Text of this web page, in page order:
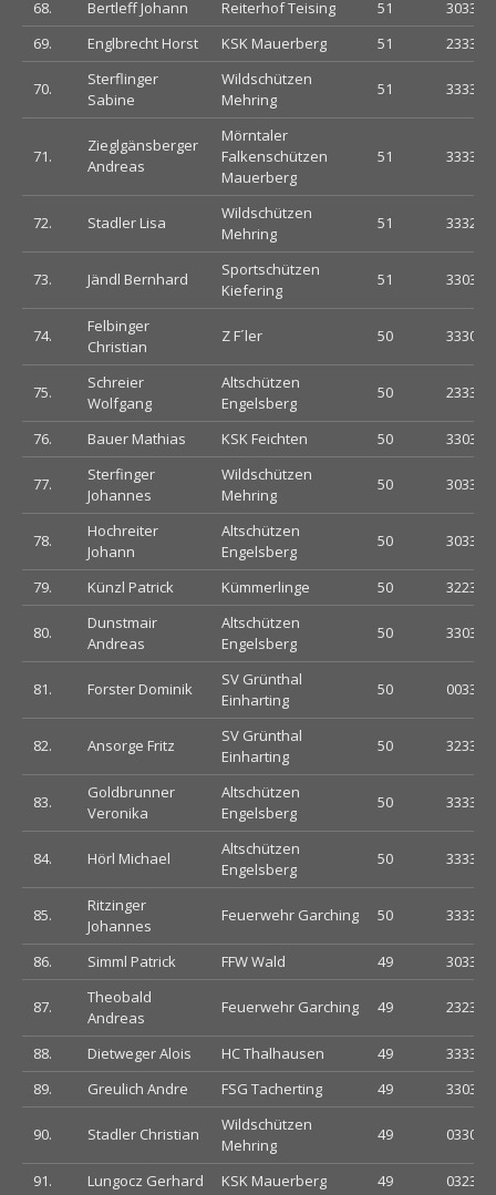
68. Bertleff Johann Reiterhof Teising 51
69.
Englbrecht Horst KSK Mauerberg 51
70.
Sterflinger
Sabine
Wildschützen
Mehring
51
71.
Zieglgänsberger
Andreas
Mörntaler
Falkenschützen
Mauerberg
51
72. Stadler Lisa
Wildschützen
Mehring
51
73. Jändl Bernhard
Sportschützen
Kiefering
51
74.
Felbinger
Christian
Z F´ler 50
75.
Schreier
Wolfgang
Altschützen
Engelsberg
50
76. Bauer Mathias KSK Feichten 50
77.
Sterfinger
Johannes
Wildschützen
Mehring
50
78.
Hochreiter
Johann
Altschützen
Engelsberg
50
79. Künzl Patrick Kümmerlinge 50
80.
Dunstmair
Andreas
Altschützen
Engelsberg
50
81. Forster Dominik
SV Grünthal
Einharting
50
82. Ansorge Fritz
SV Grünthal
Einharting
50
83.
Goldbrunner
Veronika
Altschützen
Engelsberg
50
84. Hörl Michael
Altschützen
Engelsberg
50
85.
Ritzinger
Johannes
Feuerwehr Garching 50
86. Simml Patrick FFW Wald 49
87.
Theobald
Andreas
Feuerwehr Garching 49
88. Dietweger Alois HC Thalhausen 49
89.
Greulich Andre FSG Tacherting 49
90. Stadler Christian
Wildschützen
Mehring
49
91. Lungocz Gerhard KSK Mauerberg 49